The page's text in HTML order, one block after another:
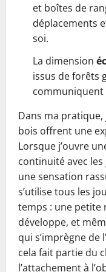
et boîtes de
déplacements
soi.
La dimension
issus de forêts
Dans ma pratique,
bois offrent une
Lorsque j’ouvre
continuité avec les
une sensation
s’utilise tous les
temps : une petite
développe, et
qui s’imprègne de
cela fait partie du
l’attachement à